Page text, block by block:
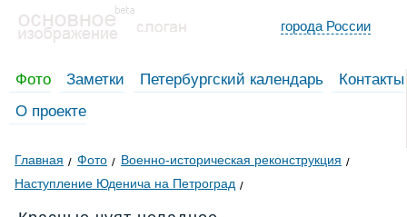
города России
Фото Заметки Петербургский календарь
Контакты
О проекте
Главная Фото
Военно-историческая реконструкция
Наступление Юденича на Петроград